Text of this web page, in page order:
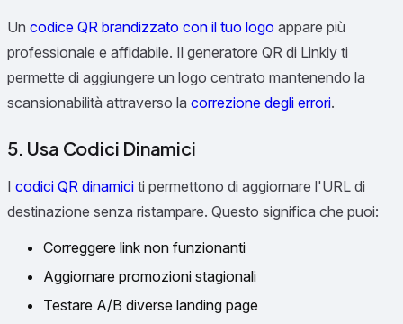
Un codice QR brandizzato con il tuo logo appare più
professionale e affidabile. Il generatore QR di Linkly ti
permette di aggiungere un logo centrato mantenendo la
scansionabilità attraverso la correzione degli errori.
5. Usa Codici Dinamici
I codici QR dinamici ti permettono di aggiornare l'URL di
destinazione senza ristampare. Questo significa che puoi:
Correggere link non funzionanti
Aggiornare promozioni stagionali
Testare A/B diverse landing page